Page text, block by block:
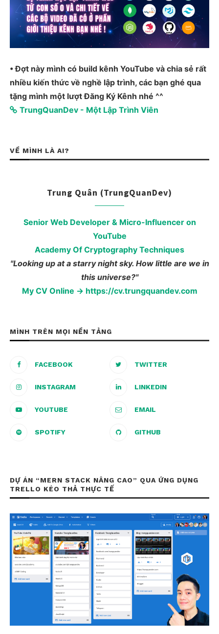
• Đợt này mình có build kênh YouTube và chia sẻ rất
nhiều kiến thức về nghề lập trình, các bạn ghé qua
tặng mình một lượt Đăng Ký Kênh nhé ^^
TrungQuanDev - Một Lập Trình Viên
VỀ MÌNH LÀ AI?
Trung Quân (TrungQuanDev)
Senior Web Developer & Micro-Influencer on
YouTube
Academy Of Cryptography Techniques
"Looking up at a starry night sky. How little are we in
this universe?"
My CV Online → https://cv.trungquandev.com
MÌNH TRÊN MỌI NỀN TẢNG
FACEBOOK TWITTER
INSTAGRAM LINKEDIN
YOUTUBE EMAIL
SPOTIFY GITHUB
DỰ ÁN “MERN STACK NÂNG CAO” QUA ỨNG DỤNG
TRELLO KÉO THẢ THỰC TẾ